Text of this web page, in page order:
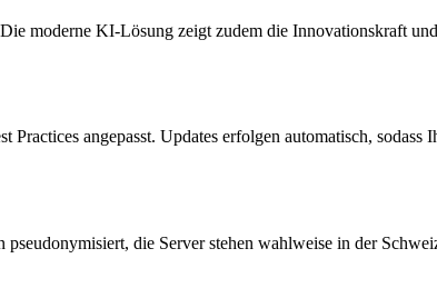
moderne KI-Lösung zeigt zudem die Innovationskraft
angepasst. Updates erfolgen automatisch, sodass
die Server stehen wahlweise in der